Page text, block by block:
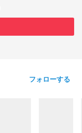
フォローする